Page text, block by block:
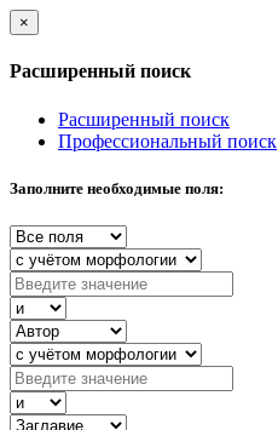
×
Расширенный поиск
Расширенный поиск
Профессиональный поиск
Заполните необходимые поля: